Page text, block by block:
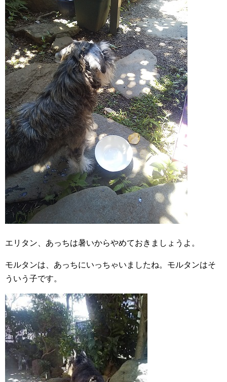
エリタン、あっちは暑いからやめておきましょうよ。
モルタンは、あっちにいっちゃいましたね。モルタンはそ
ういう子です。